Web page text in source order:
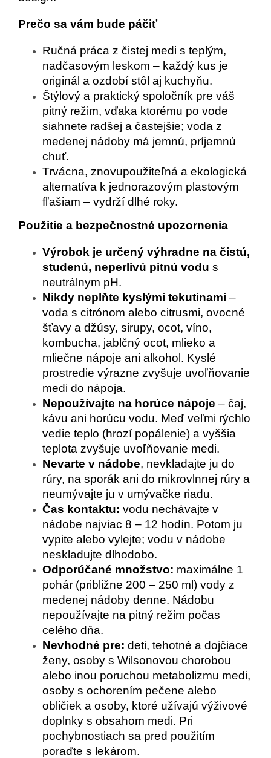
Prečo sa vám bude páčiť
Ručná práca z čistej medi s teplým,
nadčasovým leskom – každý kus je
originál a ozdobí stôl aj kuchyňu.
Štýlový a praktický spoločník pre váš
pitný režim, vďaka ktorému po vode
siahnete radšej a častejšie; voda z
medenej nádoby má jemnú, príjemnú
chuť.
Trvácna, znovupoužiteľná a ekologická
alternatíva k jednorazovým plastovým
fľašiam – vydrží dlhé roky.
Použitie a bezpečnostné upozornenia
Výrobok je určený výhradne na čistú,
studenú, neperlivú pitnú vodu s
neutrálnym pH.
Nikdy neplňte kyslými tekutinami –
voda s citrónom alebo citrusmi, ovocné
šťavy a džúsy, sirupy, ocot, víno,
kombucha, jablčný ocot, mlieko a
mliečne nápoje ani alkohol. Kyslé
prostredie výrazne zvyšuje uvoľňovanie
medi do nápoja.
Nepoužívajte na horúce nápoje – čaj,
kávu ani horúcu vodu. Meď veľmi rýchlo
vedie teplo (hrozí popálenie) a vyššia
teplota zvyšuje uvoľňovanie medi.
Nevarte v nádobe, nevkladajte ju do
rúry, na sporák ani do mikrovlnnej rúry a
neumývajte ju v umývačke riadu.
Čas kontaktu: vodu nechávajte v
nádobe najviac 8 – 12 hodín. Potom ju
vypite alebo vylejte; vodu v nádobe
neskladujte dlhodobo.
Odporúčané množstvo: maximálne 1
pohár (približne 200 – 250 ml) vody z
medenej nádoby denne. Nádobu
nepoužívajte na pitný režim počas
celého dňa.
Nevhodné pre: deti, tehotné a dojčiace
ženy, osoby s Wilsonovou chorobou
alebo inou poruchou metabolizmu medi,
osoby s ochorením pečene alebo
obličiek a osoby, ktoré užívajú výživové
doplnky s obsahom medi. Pri
pochybnostiach sa pred použitím
poraďte s lekárom.